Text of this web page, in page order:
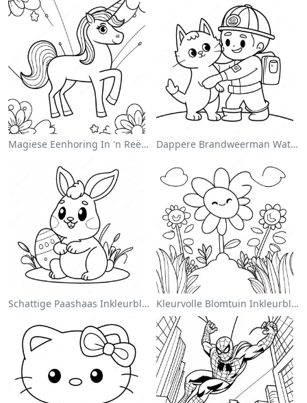
Magiese Eenhoring In 'n Reënboog Inkleurblad Dappere Brandweerman Wat 'n Kat Red Inkleurblad
Schattige Paashaas Inkleurblad Kleurvolle Blomtuin Inkleurblad